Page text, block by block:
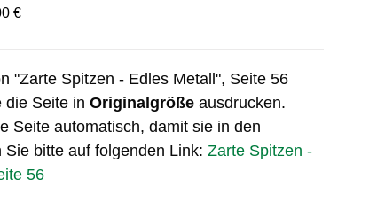
€
"Zarte Spitzen - Edles Metall", Seite 56
die Seite inOriginalgröße ausdrucken.
Seite automatisch, damit sie in den
Sie bitte auf folgenden Link:Zarte Spitzen -
56